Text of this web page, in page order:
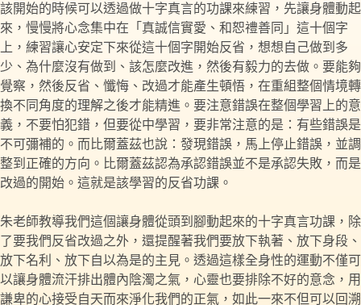
該開始的時候可以透過做十字真言的功課來練習，先讓身體動起
來，慢慢將心念集中在「真誠信實愛、和恕禮善同」這十個字
上，練習讓心安定下來從這十個字開始反省，想想自己做到多
少、為什麼沒有做到、該怎麼改進，然後有毅力的去做。要能夠
覺察，然後反省、懺悔、改過才能產生頓悟，在重組整個情境轉
換不同角度的理解之後才能精進。要注意錯誤在整個學習上的意
義，不要怕犯錯，但要從中學習，要非常注意的是：有些錯誤是
不可彌補的。而比爾蓋茲也說：發現錯誤，馬上停止錯誤，並調
整到正確的方向。比爾蓋茲認為承認錯誤並不是承認失敗，而是
改過的開始。這就是該學習的反省功課。
朱老師教導我們這個讓身體從頭到腳動起來的十字真言功課，除
了要我們反省改過之外，還提醒著我們要放下執著、放下身段、
放下名利、放下自以為是的主見。透過這樣全身性的運動不僅可
以讓身體流汗排出體內陰濁之氣，心靈也要排除不好的意念，用
謙卑的心接受自天而來淨化我們的正氣，如此一來不但可以回溯